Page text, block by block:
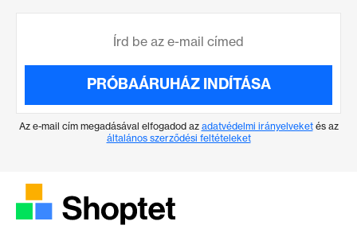
PRÓBAÁRUHÁZ INDÍTÁSA
Az e-mail cím megadásával elfogadod az adatvédelmi irányelveketés az
általános szerződési feltételeket